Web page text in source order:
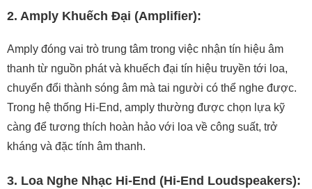
2. Amply Khuếch Đại (Amplifier):
Amply đóng vai trò trung tâm trong việc nhận tín hiệu âm
thanh từ nguồn phát và khuếch đại tín hiệu truyền tới loa,
chuyển đổi thành sóng âm mà tai người có thể nghe được.
Trong hệ thống Hi-End, amply thường được chọn lựa kỹ
càng để tương thích hoàn hảo với loa về công suất, trở
kháng và đặc tính âm thanh.
3. Loa Nghe Nhạc Hi-End (Hi-End Loudspeakers):